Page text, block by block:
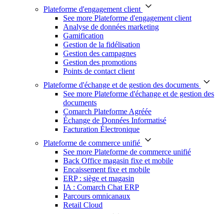
Plateforme d'engagement client
See more Plateforme d'engagement client
Analyse de données marketing
Gamification
Gestion de la fidélisation
Gestion des campagnes
Gestion des promotions
Points de contact client
Plateforme d'échange et de gestion des documents
See more Plateforme d'échange et de gestion des
documents
Comarch Plateforme Agréée
Échange de Données Informatisé
Facturation Électronique
Plateforme de commerce unifié
See more Plateforme de commerce unifié
Back Office magasin fixe et mobile
Encaissement fixe et mobile
ERP : siège et magasin
IA : Comarch Chat ERP
Parcours omnicanaux
Retail Cloud